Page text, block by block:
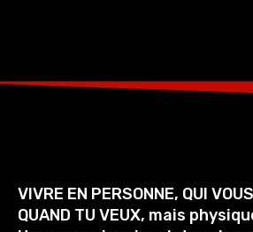
VIVRE EN PERSONNE, QUI
QUAND TU VEUX, mais